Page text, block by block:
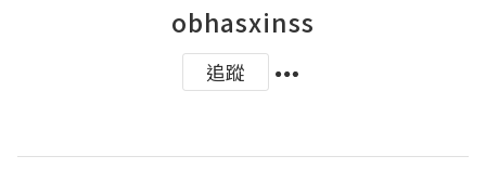
obhasxinss
追蹤